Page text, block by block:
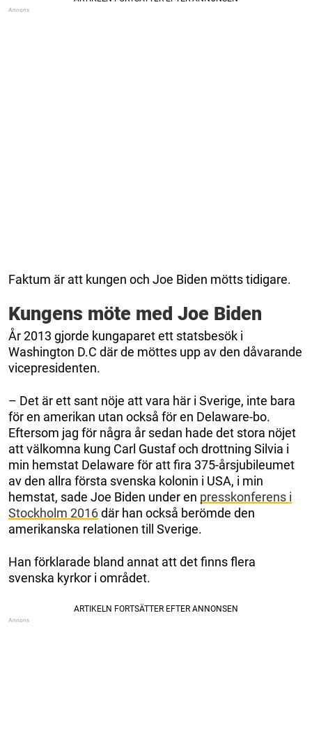
Faktum är att kungen och Joe Biden mötts tidigare.
Kungens möte med Joe Biden
År 2013 gjorde kungaparet ett statsbesök i
Washington D.C där de möttes upp av den dåvarande
vicepresidenten.
– Det är ett sant nöje att vara här i Sverige, inte bara
för en amerikan utan också för en Delaware-bo.
Eftersom jag för några år sedan hade det stora nöjet
att välkomna kung Carl Gustaf och drottning Silvia i
min hemstat Delaware för att fira 375-årsjubileumet
av den allra första svenska kolonin i USA, i min
hemstat, sade Joe Biden under en presskonferens i
Stockholm 2016där han också berömde den
amerikanska relationen till Sverige.
Han förklarade bland annat att det finns flera
svenska kyrkor i området.